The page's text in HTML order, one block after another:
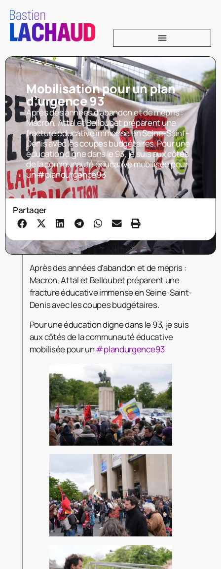
Mobilisation pour un plan
d’urgence 93
Après des années d’abandon et de mépris :
Macron, Attal et Belloubet préparent une
fracture éducative immense en Seine-Saint-
Denis avec les coupes budgétaires. Pour une
éducation digne dans le 93, je suis aux côtés
de la communauté éducative mobilisée pour
un #plandurgence93
Partager
Après des années d’abandon et de mépris :
Macron, Attal et Belloubet préparent une
fracture éducative immense en Seine-Saint-
Denis avec les coupes budgétaires.
Pour une éducation digne dans le 93, je suis
aux côtés de la communauté éducative
mobilisée pour un#plandurgence93